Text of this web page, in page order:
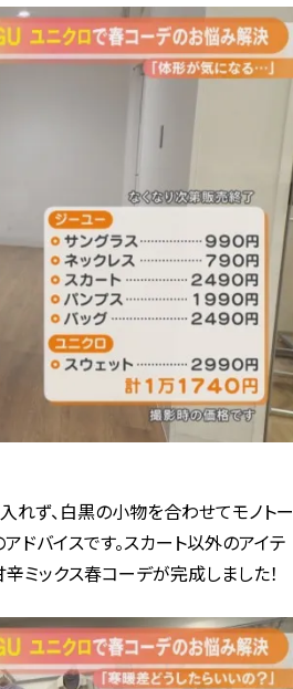
れず、白黒の小物を合わせてモノトー
ドバイスです。スカート以外のアイテ
ミックス春コーデが完成しました！